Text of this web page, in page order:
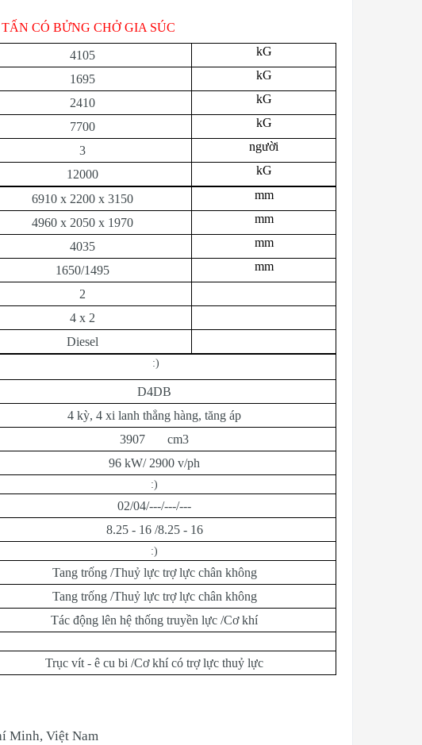
CÓ BỬNG CHỞ GIA SÚC
4105
kG
1695
kG
2410
kG
7700
kG
3
người
12000
kG
6910 x 2200 x 3150
mm
4960 x 2050 x 1970
mm
4035
mm
1650/1495
mm
2
4 x 2
Diesel
:)
D4DB
4 kỳ, 4 xi lanh thẳng hàng, tăng áp
3907 cm3
96 kW/ 2900 v/ph
:)
02/04/---/---/---
8.25 - 16 /8.25 - 16
:)
Tang trống /Thuỷ lực trợ lực chân không
Tang trống /Thuỷ lực trợ lực chân không
Tác động lên hệ thống truyền lực /Cơ khí
Trục vít - ê cu bi /Cơ khí có trợ lực thuỷ lực
Minh, Việt Nam